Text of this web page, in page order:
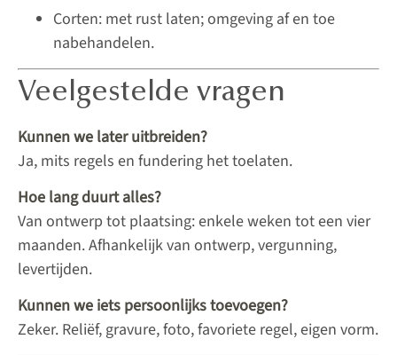
Corten: met rust laten; omgeving af en toe
nabehandelen.
Veelgestelde vragen
Kunnen we later uitbreiden?
Ja, mits regels en fundering het toelaten.
Hoe lang duurt alles?
Van ontwerp tot plaatsing: enkele weken tot een vier
maanden. Afhankelijk van ontwerp, vergunning,
levertijden.
Kunnen we iets persoonlijks toevoegen?
Zeker. Reliëf, gravure, foto, favoriete regel, eigen vorm.